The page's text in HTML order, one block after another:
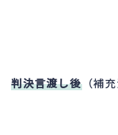
判決言渡し後（補